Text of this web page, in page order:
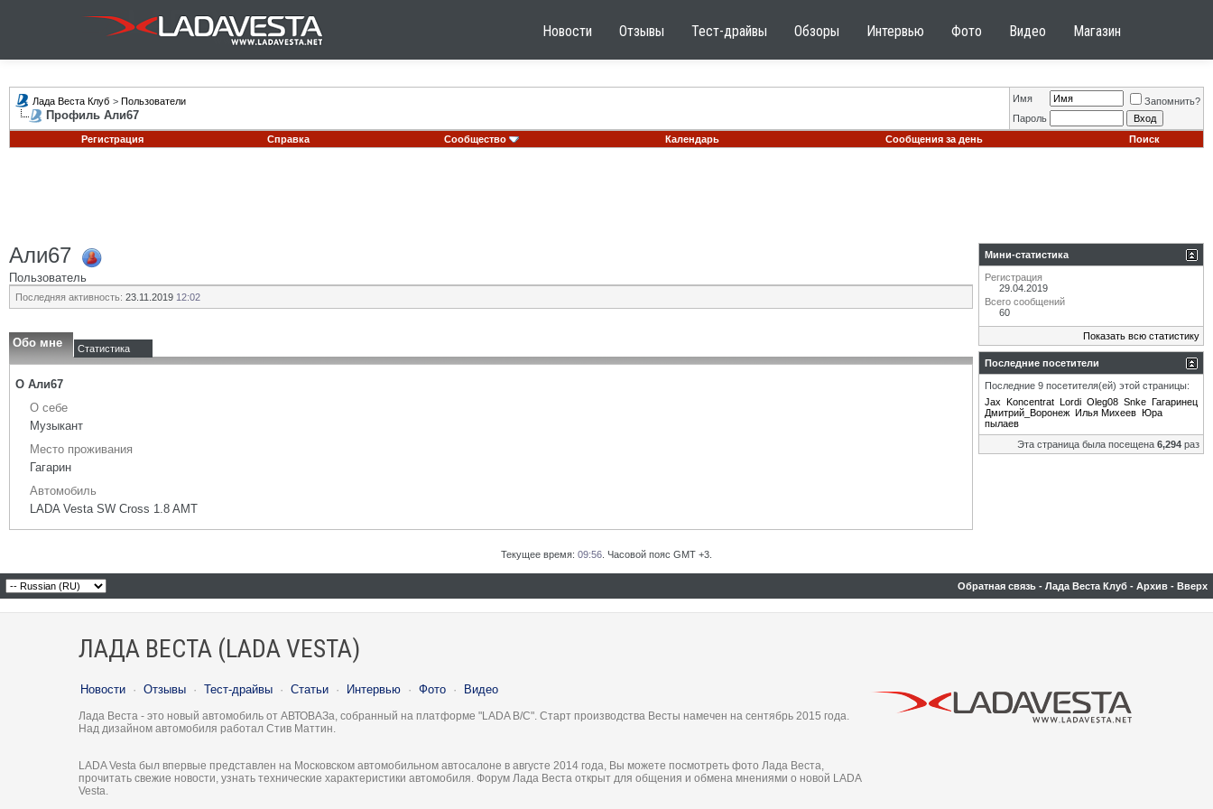
Новости Отзывы Тест-драйвы Обзоры Интервью Фото Видео Магазин
Лада Веста Клуб > Пользователи
Профиль Али67
Имя
Запомнить?
Пароль
Регистрация
Справка Сообщество Календарь Сообщения за день Поиск
Али67
Пользователь
Последняя активность: 23.11.2019 12:02
Обо мне Статистика
О Али67
О себе
Музыкант
Место проживания
Гагарин
Автомобиль
LADA Vesta SW Cross 1.8 AMT
Мини-статистика
Регистрация
29.04.2019
Всего сообщений
60
Показать всю статистику
Последние посетители
Последние 9 посетителя(ей) этой страницы:
Jax Koncentrat Lordi Oleg08 Snke Гагаринец
Дмитрий_Воронеж Илья Михеев Юра
пылаев
Эта страница была посещена 6,294 раз
Текущее время: 09:56 . Часовой пояс GMT +3.
Обратная связь - Лада Веста Клуб - Архив - Вверх
ЛАДА ВЕСТА (LADA VESTA)
Новости · Отзывы · Тест-драйвы · Статьи · Интервью · Фото · Видео
Лада Веста - это новый автомобиль от АВТОВАЗа, собранный на платформе "LADA B/C". Старт производства Весты намечен на сентябрь 2015 года.
Над дизайном автомобиля работал Стив Маттин.
LADA Vesta был впервые представлен на Московском автомобильном автосалоне в августе 2014 года, Вы можете посмотреть фото Лада Веста,
прочитать свежие новости, узнать технические характеристики автомобиля. Форум Лада Веста открыт для общения и обмена мнениями о новой LADA
Vesta.